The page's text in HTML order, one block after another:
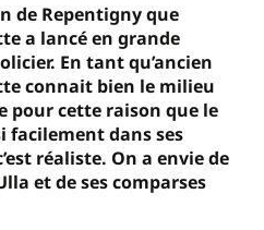
de Repentigny que
a lancé en grande
En tant qu’ancien
connait bien le milieu
pour cette raison que le
facilement dans ses
réaliste. On a envie de
et de ses comparses